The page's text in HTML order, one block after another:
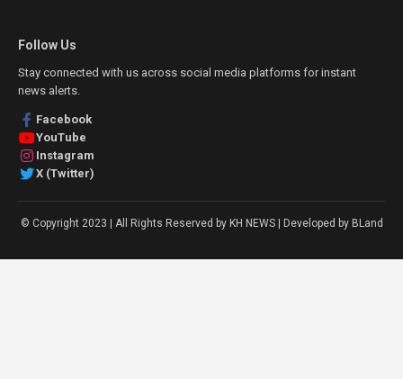
Follow Us
Stay connected with us across social media platforms for instant
news alerts.
Facebook
YouTube
Instagram
X (Twitter)
© Copyright 2023 | All Rights Reserved by KH NEWS | Developed by BLand